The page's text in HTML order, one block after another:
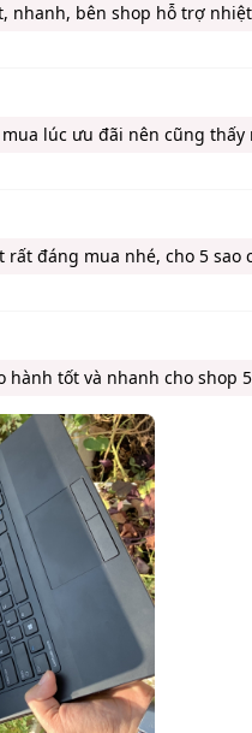
nhanh, bên shop hỗ trợ
lúc ưu đãi nên cũng
đáng mua nhé, cho 5 sao
tốt và nhanh cho shop